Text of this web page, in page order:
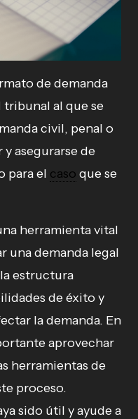
de demanda
tribunal al que se
civil, penal o
asegurarse de
para el caso que se
herramienta vital
una demanda legal
estructura
de éxito y
la demanda. En
aprovechar
herramientas de
proceso.
sido útil y ayude a